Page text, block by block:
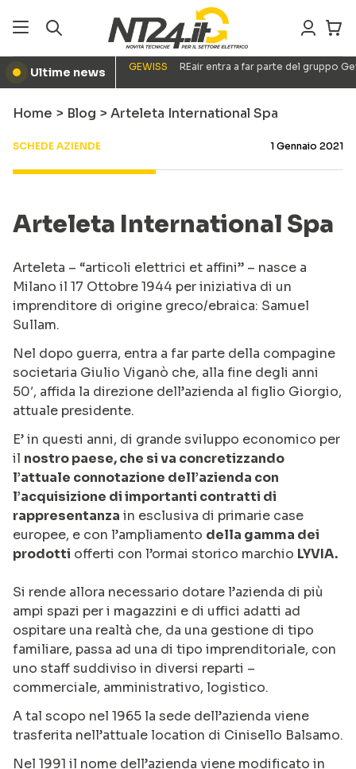
● Ultime news GEWISS REair entra a far parte del gruppo
Home > Blog > Arteleta International Spa
SCHEDE AZIENDE 1 Gennaio 2021
Arteleta International Spa
Arteleta – “articoli elettrici et affini” – nasce a
Milano il 17 Ottobre 1944 per iniziativa di un
imprenditore di origine greco/ebraica: Samuel
Sullam.
Nel dopo guerra, entra a far parte della compagine
societaria Giulio Viganò che, alla fine degli anni
50′, affida la direzione dell’azienda al figlio Giorgio,
attuale presidente.
E’ in questi anni, di grande sviluppo economico per
il nostro paese, che si va concretizzando
l’attuale connotazione dell’azienda con
l’acquisizione di importanti contratti di
rappresentanza in esclusiva di primarie case
europee, e con l’ampliamento della gamma dei
prodotti offerti con l’ormai storico marchio LYVIA.
Si rende allora necessario dotare l’azienda di più
ampi spazi per i magazzini e di uffici adatti ad
ospitare una realtà che, da una gestione di tipo
familiare, passa ad una di tipo imprenditoriale, con
uno staff suddiviso in diversi reparti –
commerciale, amministrativo, logistico.
A tal scopo nel 1965 la sede dell’azienda viene
trasferita nell’attuale location di Cinisello Balsamo.
Nel 1991 il nome dell’azienda viene modificato in